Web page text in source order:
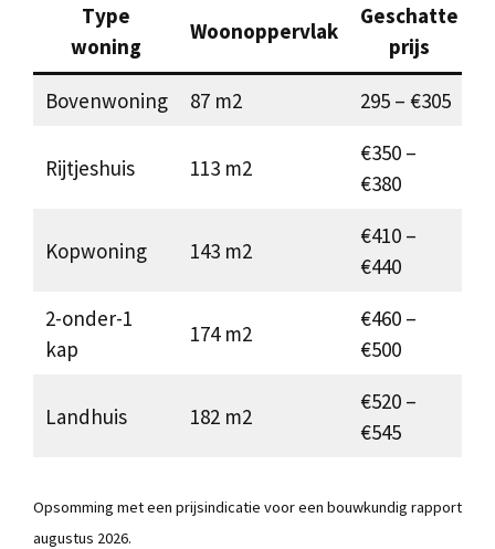
Type
woning
Woonoppervlak
Geschatte
prijs
Bovenwoning 87 m2 295 – €305
Rijtjeshuis 113 m2
€350 –
€380
Kopwoning 143 m2
€410 –
€440
2-onder-1
kap
174 m2
€460 –
€500
Landhuis 182 m2
€520 –
€545
Opsomming met een prijsindicatie voor een bouwkundig rapport
augustus 2026.